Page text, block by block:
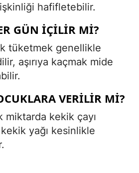
hafifletebilir.
GÜN İÇILIR MI?
tüketmek genellikle
aşırıya kaçmak mide
VERILIR MI?
miktarda kekik çayı
yağı kesinlikle